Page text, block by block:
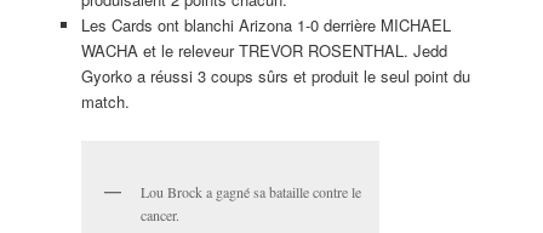
Les Cards ont blanchi Arizona 1-0 derrière MICHAEL
WACHA et le releveur TREVOR ROSENTHAL. Jedd
Gyorko a réussi 3 coups sûrs et produit le seul point du
match.
Lou Brock a gagné sa bataille contre le
cancer.